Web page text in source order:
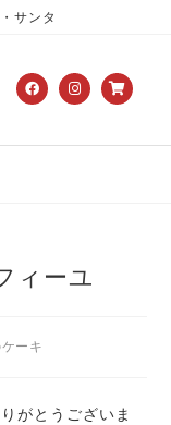
サンタ
ィーユ
ーキ
がとうございま